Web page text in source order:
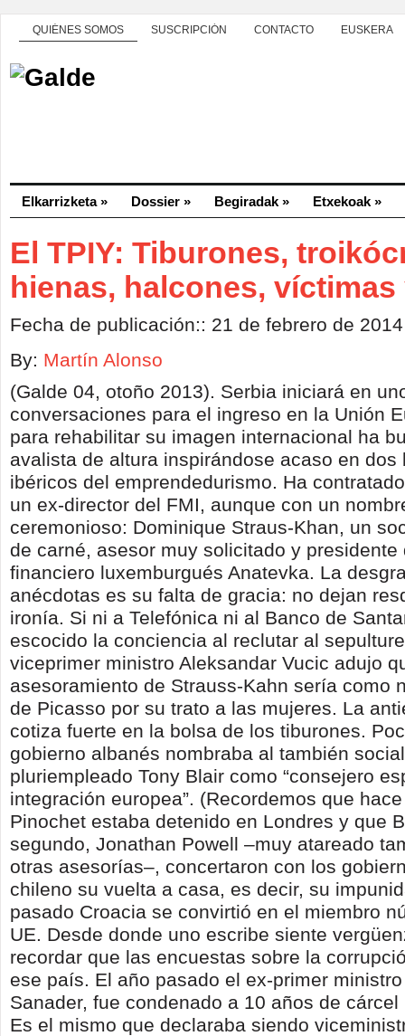
QUIÉNES SOMOS SUSCRIPCIÓN CONTACTO EUSKERA
Elkarrizketa» Dossier » Begiradak » Etxekoak »
El TPIY: Tiburones,
hienas, halcones,
Fecha de publicación:: 21 de febrero de 2014
By: Martín Alonso
(Galde 04, otoño 2013). Serbia iniciará en
conversaciones para el ingreso en la Unión
para rehabilitar su imagen internacional ha
avalista de altura inspirándose acaso en dos
ibéricos del emprendedurismo. Ha
un ex-director del FMI, aunque con un
ceremonioso: Dominique Straus-Khan, un
de carné, asesor muy solicitado y presidente
financiero luxemburgués Anatevka. La
anécdotas es su falta de gracia: no dejan
ironía. Si ni a Telefónica ni al Banco de
escocido la conciencia al reclutar al
viceprimer ministro Aleksandar Vucic adujo
asesoramiento de Strauss-Kahn sería como
de Picasso por su trato a las mujeres. La
cotiza fuerte en la bolsa de los tiburones.
gobierno albanés nombraba al también
pluriempleado Tony Blair como “consejero
integración europea”. (Recordemos que
Pinochet estaba detenido en Londres y que
segundo, Jonathan Powell –muy atareado
otras asesorías–, concertaron con los
chileno su vuelta a casa, es decir, su
pasado Croacia se convirtió en el miembro
UE. Desde donde uno escribe siente
recordar que las encuestas sobre la
ese país. El año pasado el ex-primer
Sanader, fue condenado a 10 años de
Es el mismo que declaraba siendo